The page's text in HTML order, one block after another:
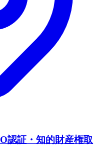
認証・知的財産権取